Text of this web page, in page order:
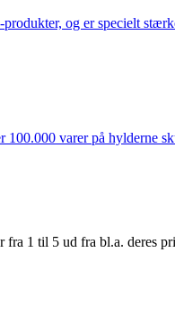
og er specielt
varer på hylderne
1 til 5 ud fra bl.a. deres